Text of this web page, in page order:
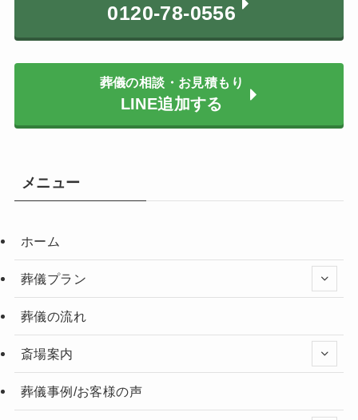
0120-78-0556
葬儀の相談・お見積もり
LINE追加する
メニュー
ホーム
葬儀プラン
葬儀の流れ
斎場案内
葬儀事例/お客様の声